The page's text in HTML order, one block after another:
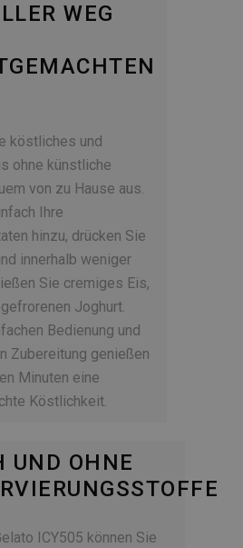
WEG
köstliches und
ohne künstliche
von zu Hause aus.
Ihre
hinzu, drücken Sie
innerhalb weniger
Sie cremiges Eis,
Joghurt.
Bedienung und
Zubereitung genießen
Minuten eine
Köstlichkeit.
UND OHNE
ICY505 können Sie